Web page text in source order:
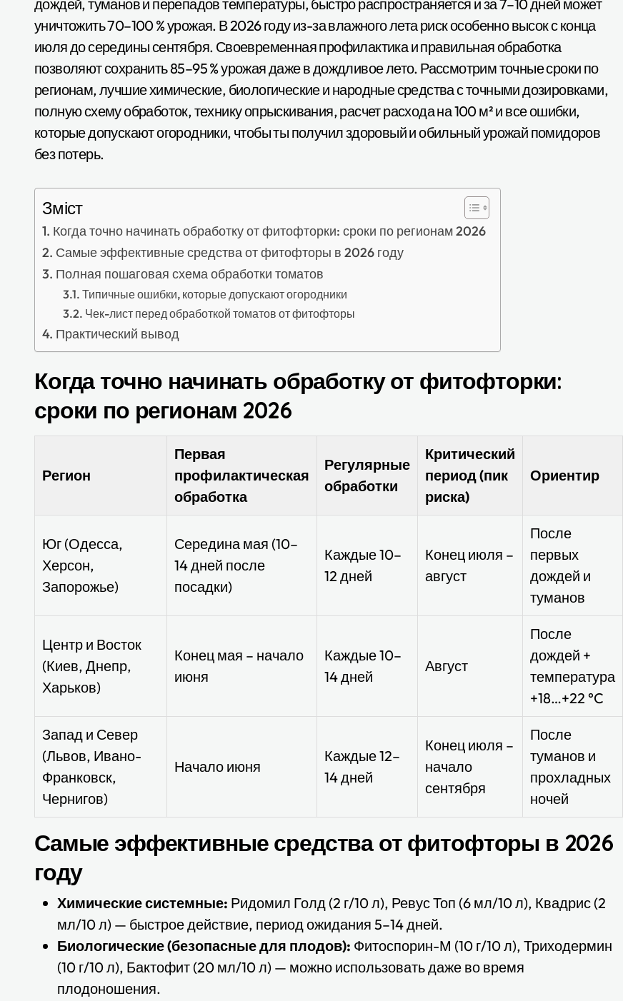
дождей, туманов и перепадов температуры, быстро распространяется и за 7–10 дней может
уничтожить 70–100 % урожая. В 2026 году из-за влажного лета риск особенно высок с конца
июля до середины сентября. Своевременная профилактика и правильная обработка
позволяют сохранить 85–95 % урожая даже в дождливое лето. Рассмотрим точные сроки по
регионам, лучшие химические, биологические и народные средства с точными дозировками,
полную схему обработок, технику опрыскивания, расчет расхода на 100 м² и все ошибки,
которые допускают огородники, чтобы ты получил здоровый и обильный урожай помидоров
без потерь.
Зміст
Когда точно начинать обработку от фитофторки: сроки по регионам 2026
Самые эффективные средства от фитофторы в 2026 году
Полная пошаговая схема обработки томатов
Типичные ошибки, которые допускают огородники
Чек-лист перед обработкой томатов от фитофторы
Практический вывод
Когда точно начинать обработку от фитофторки:
сроки по регионам 2026
Регион
Первая
профилактическая
обработка
Регулярные
обработки
Критический
период (пик
риска)
Ориентир
Юг (Одесса,
Херсон,
Запорожье)
Середина мая (10–
14 дней после
посадки)
Каждые 10–
12 дней
Конец июля –
август
После
первых
дождей и
туманов
Центр и Восток
(Киев, Днепр,
Харьков)
Конец мая – начало
июня
Каждые 10–
14 дней
Август
После
дождей +
температура
+18…+22 °C
Запад и Север
(Львов, Ивано-
Франковск,
Чернигов)
Начало июня
Каждые 12–
14 дней
Конец июля –
начало
сентября
После
туманов и
прохладных
ночей
Самые эффективные средства от фитофторы в 2026
году
Химические системные: Ридомил Голд (2 г/10 л), Ревус Топ (6 мл/10 л), Квадрис (2
мл/10 л) — быстрое действие, период ожидания 5–14 дней.
Биологические (безопасные для плодов): Фитоспорин-М (10 г/10 л), Триходермин
(10 г/10 л), Бактофит (20 мл/10 л) — можно использовать даже во время
плодоношения.